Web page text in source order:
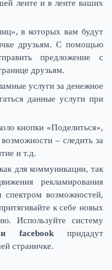
ленте и в ленте ваших
в которых вам будут
друзьям. С помощью
предложение с
друзьям.
услуги за денежное
данные услуги при
кнопки «Поделиться»,
– следить за
и т.д.
для коммуникации, так
рекламирования
спектром возможностей,
к себе новых
Используйте систему
facebookпридадут
страничке.